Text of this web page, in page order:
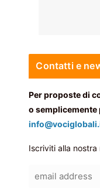
Contatti e
Per proposte di
o
Iscriviti alla